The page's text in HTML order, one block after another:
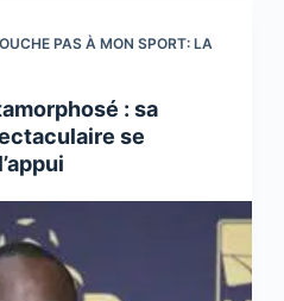
PAS À MON SPORT: LA
: sa
se